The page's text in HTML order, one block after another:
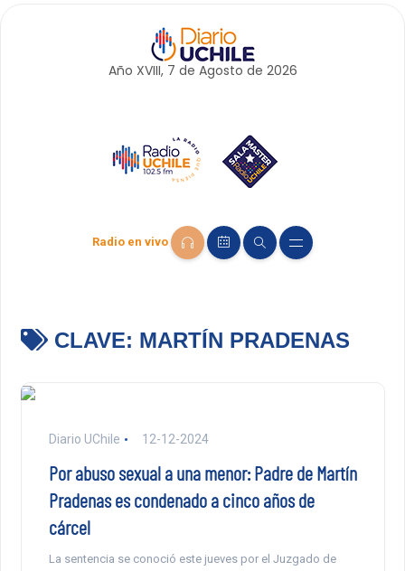
Año XVIII, 7 de Agosto de 2026
Radio en vivo
CLAVE: MARTÍN PRADENAS
Diario UChile 12-12-2024
Por abuso sexual a una menor: Padre de Martín
Pradenas es condenado a cinco años de
cárcel
La sentencia se conoció este jueves por el Juzgado de